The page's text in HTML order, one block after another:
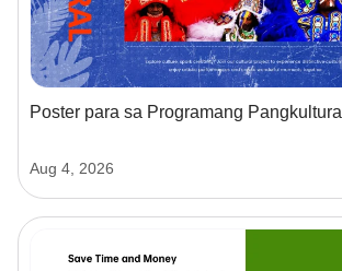
Poster para sa Programang Pangkultura
Aug 4, 2026